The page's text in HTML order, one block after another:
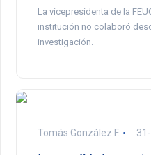
La vicepresidenta de la
institución no colaboró
investigación.
Tomás González F.